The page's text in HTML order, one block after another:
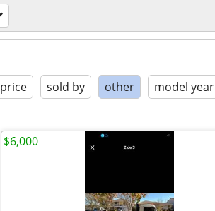
price sold by other model year
$6,000